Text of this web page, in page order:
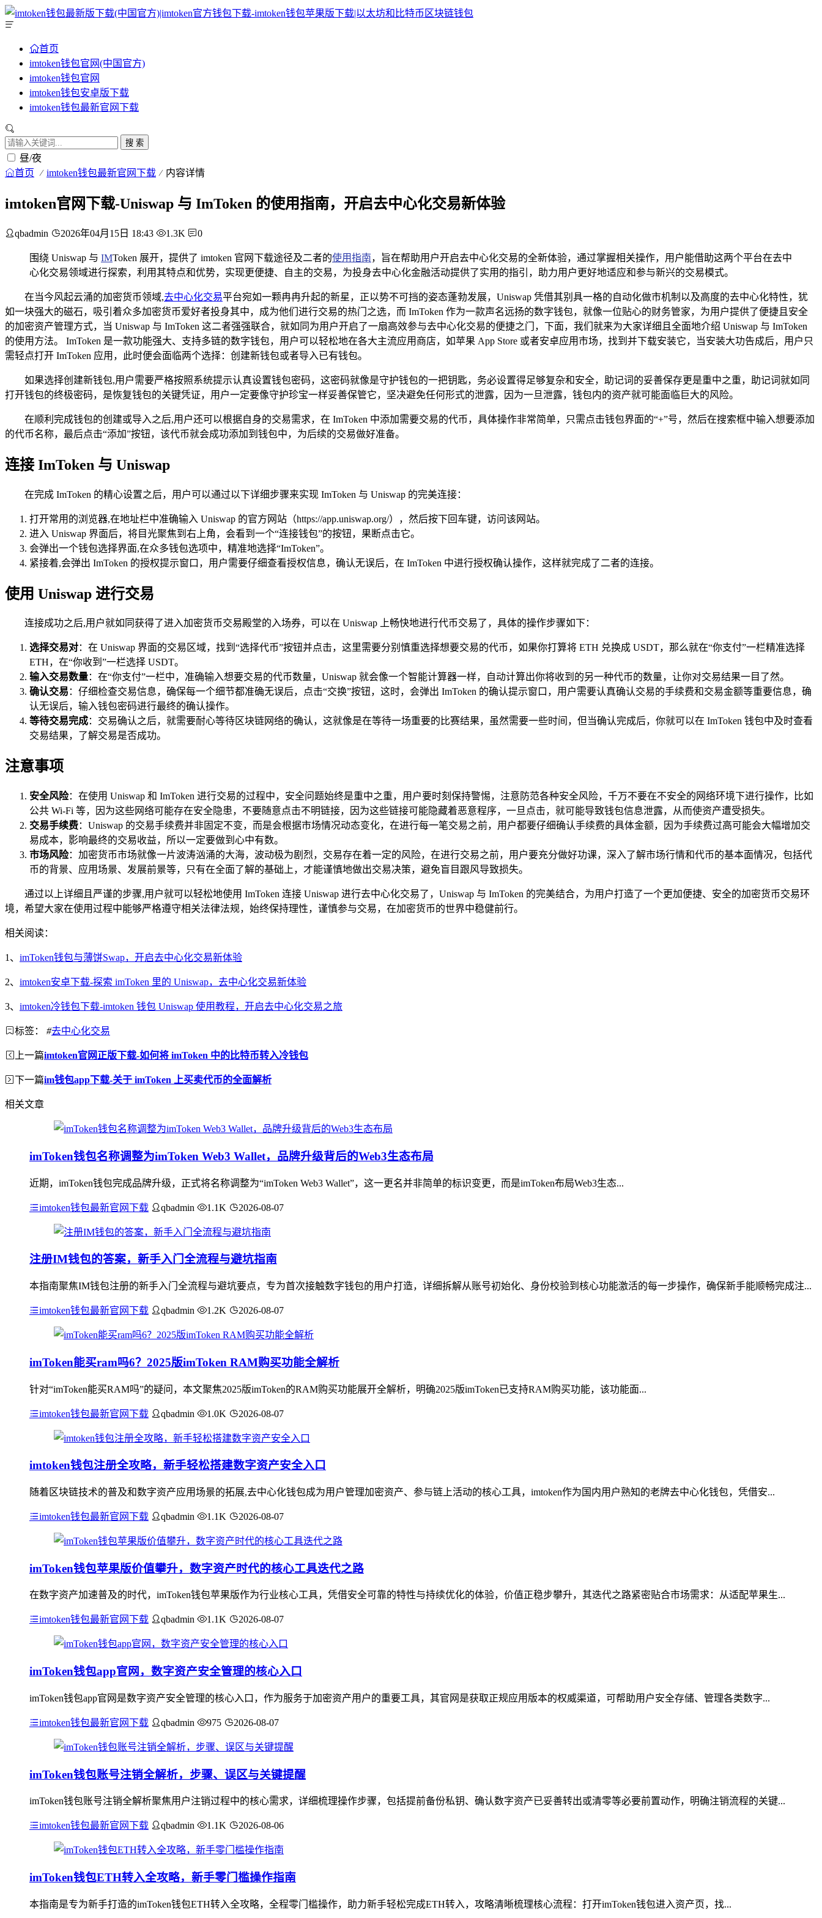
首页
imtoken钱包官网(中国官方)
imtoken钱包官网
imtoken钱包安卓版下载
imtoken钱包最新官网下载
搜 索
昼/夜
首页 imtoken钱包最新官网下载 内容详情
imtoken官网下载-Uniswap 与 ImToken 的使用指南，开启去中心化交易新体验
qbadmin 2026年04月15日 18:43 1.3K 0
围绕 Uniswap 与 IMToken 展开，提供了 imtoken 官网下载途径及二者的使用指南，旨在帮助用户开启去中心化交易的全新体验，通过掌握相关操作，用户能借助这两个平台在去中
心化交易领域进行探索，利用其特点和优势，实现更便捷、自主的交易，为投身去中心化金融活动提供了实用的指引，助力用户更好地适应和参与新兴的交易模式。
在当今风起云涌的加密货币领域,去中心化交易平台宛如一颗冉冉升起的新星，正以势不可挡的姿态蓬勃发展，Uniswap 凭借其别具一格的自动化做市机制以及高度的去中心化特性，犹
如一块强大的磁石，吸引着众多加密货币爱好者投身其中，成为他们进行交易的热门之选，而 ImToken 作为一款声名远扬的数字钱包，就像一位贴心的财务管家，为用户提供了便捷且安全
的加密资产管理方式，当 Uniswap 与 ImToken 这二者强强联合，就如同为用户开启了一扇高效参与去中心化交易的便捷之门，下面，我们就来为大家详细且全面地介绍 Uniswap 与 ImToken
的使用方法。 ImToken 是一款功能强大、支持多链的数字钱包，用户可以轻松地在各大主流应用商店，如苹果 App Store 或者安卓应用市场，找到并下载安装它，当安装大功告成后，用户只
需轻点打开 ImToken 应用，此时便会面临两个选择：创建新钱包或者导入已有钱包。
如果选择创建新钱包,用户需要严格按照系统提示认真设置钱包密码，这密码就像是守护钱包的一把钥匙，务必设置得足够复杂和安全，助记词的妥善保存更是重中之重，助记词就如同
打开钱包的终极密码，是恢复钱包的关键凭证，用户一定要像守护珍宝一样妥善保管它，坚决避免任何形式的泄露，因为一旦泄露，钱包内的资产就可能面临巨大的风险。
在顺利完成钱包的创建或导入之后,用户还可以根据自身的交易需求，在 ImToken 中添加需要交易的代币，具体操作非常简单，只需点击钱包界面的“+”号，然后在搜索框中输入想要添加
的代币名称，最后点击“添加”按钮，该代币就会成功添加到钱包中，为后续的交易做好准备。
连接 ImToken 与 Uniswap
在完成 ImToken 的精心设置之后，用户可以通过以下详细步骤来实现 ImToken 与 Uniswap 的完美连接：
打开常用的浏览器,在地址栏中准确输入 Uniswap 的官方网站（https://app.uniswap.org/），然后按下回车键，访问该网站。
进入 Uniswap 界面后，将目光聚焦到右上角，会看到一个“连接钱包”的按钮，果断点击它。
会弹出一个钱包选择界面,在众多钱包选项中，精准地选择“ImToken”。
紧接着,会弹出 ImToken 的授权提示窗口，用户需要仔细查看授权信息，确认无误后，在 ImToken 中进行授权确认操作，这样就完成了二者的连接。
使用 Uniswap 进行交易
连接成功之后,用户就如同获得了进入加密货币交易殿堂的入场券，可以在 Uniswap 上畅快地进行代币交易了，具体的操作步骤如下：
选择交易对：在 Uniswap 界面的交易区域，找到“选择代币”按钮并点击，这里需要分别慎重选择想要交易的代币，如果你打算将 ETH 兑换成 USDT，那么就在“你支付”一栏精准选择
ETH，在“你收到”一栏选择 USDT。
输入交易数量：在“你支付”一栏中，准确输入想要交易的代币数量，Uniswap 就会像一个智能计算器一样，自动计算出你将收到的另一种代币的数量，让你对交易结果一目了然。
确认交易 ：仔细检查交易信息，确保每一个细节都准确无误后，点击“交换”按钮，这时，会弹出 ImToken 的确认提示窗口，用户需要认真确认交易的手续费和交易金额等重要信息，确
认无误后，输入钱包密码进行最终的确认操作。
等待交易完成：交易确认之后，就需要耐心等待区块链网络的确认，这就像是在等待一场重要的比赛结果，虽然需要一些时间，但当确认完成后，你就可以在 ImToken 钱包中及时查看
交易结果，了解交易是否成功。
注意事项
安全风险：在使用 Uniswap 和 ImToken 进行交易的过程中，安全问题始终是重中之重，用户要时刻保持警惕，注意防范各种安全风险，千万不要在不安全的网络环境下进行操作，比如
公共 Wi-Fi 等，因为这些网络可能存在安全隐患，不要随意点击不明链接，因为这些链接可能隐藏着恶意程序，一旦点击，就可能导致钱包信息泄露，从而使资产遭受损失。
交易手续费：Uniswap 的交易手续费并非固定不变，而是会根据市场情况动态变化，在进行每一笔交易之前，用户都要仔细确认手续费的具体金额，因为手续费过高可能会大幅增加交
易成本，影响最终的交易收益，所以一定要做到心中有数。
市场风险：加密货币市场就像一片波涛汹涌的大海，波动极为剧烈，交易存在着一定的风险，在进行交易之前，用户要充分做好功课，深入了解市场行情和代币的基本面情况，包括代
币的背景、应用场景、发展前景等，只有在全面了解的基础上，才能谨慎地做出交易决策，避免盲目跟风导致损失。
通过以上详细且严谨的步骤,用户就可以轻松地使用 ImToken 连接 Uniswap 进行去中心化交易了，Uniswap 与 ImToken 的完美结合，为用户打造了一个更加便捷、安全的加密货币交易环
境，希望大家在使用过程中能够严格遵守相关法律法规，始终保持理性，谨慎参与交易，在加密货币的世界中稳健前行。
相关阅读：
1、 imToken钱包与薄饼Swap，开启去中心化交易新体验
2、 imtoken安卓下载-探索 imToken 里的 Uniswap，去中心化交易新体验
3、 imtoken冷钱包下载-imtoken 钱包 Uniswap 使用教程，开启去中心化交易之旅
标签： #去中心化交易
上一篇imtoken官网正版下载-如何将 imToken 中的比特币转入冷钱包
下一篇im钱包app下载-关于 imToken 上买卖代币的全面解析
相关文章
imToken钱包名称调整为imToken Web3 Wallet，品牌升级背后的Web3生态布局
近期，imToken钱包完成品牌升级，正式将名称调整为“imToken Web3 Wallet”，这一更名并非简单的标识变更，而是imToken布局Web3生态...
imtoken钱包最新官网下载 qbadmin 1.1K 2026-08-07
注册IM钱包的答案，新手入门全流程与避坑指南
本指南聚焦IM钱包注册的新手入门全流程与避坑要点，专为首次接触数字钱包的用户打造，详细拆解从账号初始化、身份校验到核心功能激活的每一步操作，确保新手能顺畅完成注...
imtoken钱包最新官网下载 qbadmin 1.2K 2026-08-07
imToken能买ram吗6？2025版imToken RAM购买功能全解析
针对“imToken能买RAM吗”的疑问，本文聚焦2025版imToken的RAM购买功能展开全解析，明确2025版imToken已支持RAM购买功能，该功能面...
imtoken钱包最新官网下载 qbadmin 1.0K 2026-08-07
imtoken钱包注册全攻略，新手轻松搭建数字资产安全入口
随着区块链技术的普及和数字资产应用场景的拓展,去中心化钱包成为用户管理加密资产、参与链上活动的核心工具，imtoken作为国内用户熟知的老牌去中心化钱包，凭借安...
imtoken钱包最新官网下载 qbadmin 1.1K 2026-08-07
imToken钱包苹果版价值攀升，数字资产时代的核心工具迭代之路
在数字资产加速普及的时代，imToken钱包苹果版作为行业核心工具，凭借安全可靠的特性与持续优化的体验，价值正稳步攀升，其迭代之路紧密贴合市场需求：从适配苹果生...
imtoken钱包最新官网下载 qbadmin 1.1K 2026-08-07
imToken钱包app官网，数字资产安全管理的核心入口
imToken钱包app官网是数字资产安全管理的核心入口，作为服务于加密资产用户的重要工具，其官网是获取正规应用版本的权威渠道，可帮助用户安全存储、管理各类数字...
imtoken钱包最新官网下载 qbadmin 975 2026-08-07
imToken钱包账号注销全解析，步骤、误区与关键提醒
imToken钱包账号注销全解析聚焦用户注销过程中的核心需求，详细梳理操作步骤，包括提前备份私钥、确认数字资产已妥善转出或清零等必要前置动作，明确注销流程的关键...
imtoken钱包最新官网下载 qbadmin 1.1K 2026-08-06
imToken钱包ETH转入全攻略，新手零门槛操作指南
本指南是专为新手打造的imToken钱包ETH转入全攻略，全程零门槛操作，助力新手轻松完成ETH转入，攻略清晰梳理核心流程：打开imToken钱包进入资产页，找...